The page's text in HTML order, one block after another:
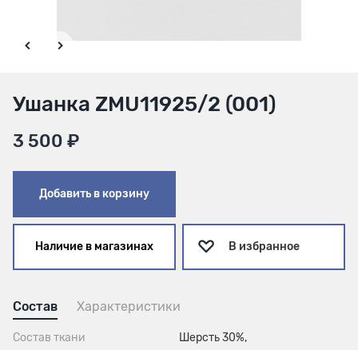
Ушанка ZMU11925/2 (001)
3 500 ₽
Добавить в корзину
Наличие в магазинах В избранное
Состав Характеристики
Состав ткани
Шерсть 30%,